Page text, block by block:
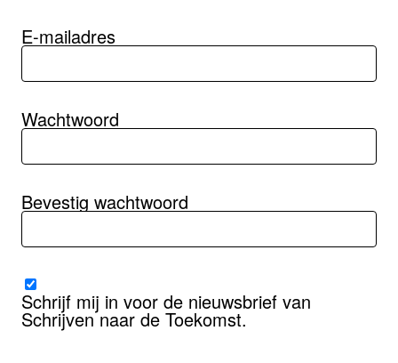
E-mailadres
Wachtwoord
Bevestig wachtwoord
Schrijf mij in voor de nieuwsbrief van
Schrijven naar de Toekomst.